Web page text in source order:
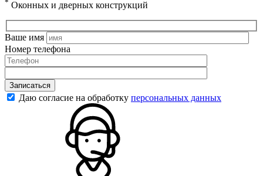
* Оконных и дверных конструкций
Ваше имя
Номер телефона
Записаться
Даю согласие на обработку персональных данных